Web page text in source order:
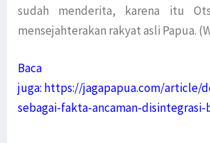
sudah menderita, karena itu
mensejahterakan rakyat asli Papua.
Baca
juga: https://jagapapua.com/article/
sebagai-fakta-ancaman-disintegrasi-